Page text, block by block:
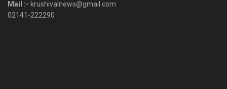
Mail :- krushivalnews@gmail.com
02141-222290